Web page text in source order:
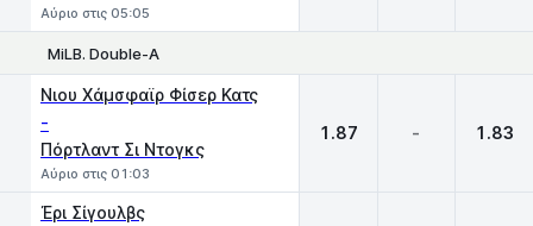
Αύριο στις 05:05
MiLB. Double-A
Νιου Χάμσφαϊρ Φίσερ Κατς
-
Πόρτλαντ Σι Ντογκς
Αύριο στις 01:03
1.87 - 1.83
Έρι Σίγουλβς